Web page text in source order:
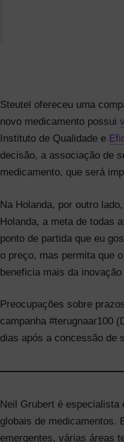
Steutel ofereceu uma
novo medicamento possui
Instituto de Qualidade e
decisão, a associação de
medicamento, que será
Na Holanda, por outro
Holanda, a meta de todas
ponto de partida que eu
o preço, mas permita que
beneficia mais da
Preocupações sobre
campanha #terugnaar100
dias após a concessão de
Neil Grubert é
globais de medicamentos.
emergentes, várias áreas